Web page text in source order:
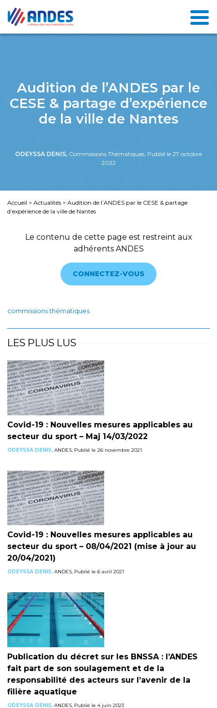
Audition de l’ANDES par le
CESE & partage d’expérience
de la ville de Nantes
ODEYSSA DENIS, Commissions Thématiques, Publié le 27 octobre
2022
Accueil > Actualités > Audition de l’ANDES par le CESE & partage
d’expérience de la ville de Nantes
Le contenu de cette page est restreint aux
adhérents ANDES
CONNECTEZ-VOUS
commissions thématiques
LES PLUS LUS
Covid-19 : Nouvelles mesures applicables au
secteur du sport – Maj 14/03/2022
ODEYSSA DENIS, ANDES, Publié le 26 novembre 2021
Covid-19 : Nouvelles mesures applicables au
secteur du sport – 08/04/2021 (mise à jour au
20/04/2021)
ODEYSSA DENIS, ANDES, Publié le 6 avril 2021
Publication du décret sur les BNSSA : l’ANDES
fait part de son soulagement et de la
responsabilité des acteurs sur l’avenir de la
filière aquatique
ODEYSSA DENIS, ANDES, Publié le 4 juin 2023